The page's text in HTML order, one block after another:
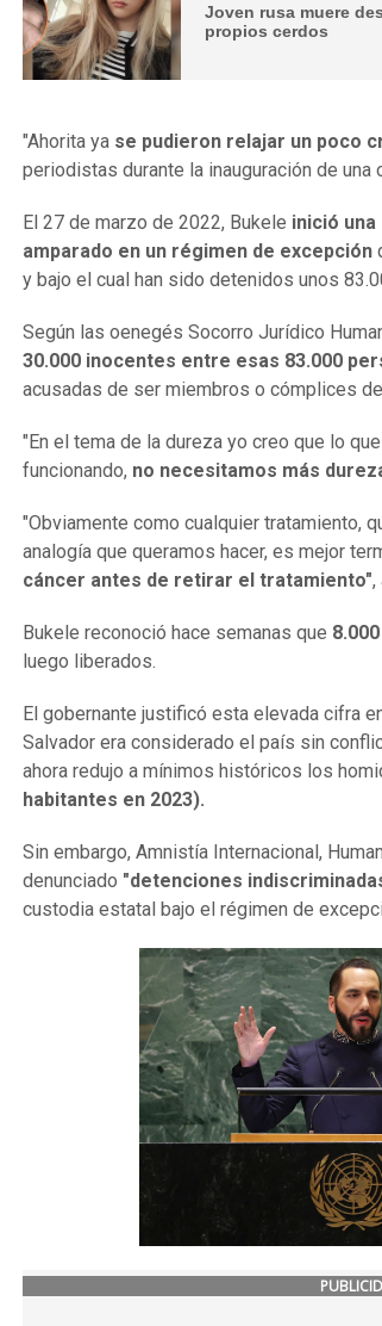
Joven rusa muere
propios cerdos
"Ahorita ya se pudieron relajar un poco
periodistas durante la inauguración de una
El 27 de marzo de 2022, Bukele inició
amparado en un régimen de excepción
y bajo el cual han sido detenidos unos
Según las oenegés Socorro Jurídico
30.000 inocentes entre esas 83.000
acusadas de ser miembros o cómplices
"En el tema de la dureza yo creo que lo
funcionando, no necesitamos más
"Obviamente como cualquier tratamiento,
analogía que queramos hacer, es mejor
cáncer antes de retirar el tratamiento",
Bukele reconoció hace semanas que
luego liberados.
El gobernante justificó esta elevada cifra
Salvador era considerado el país sin
ahora redujo a mínimos históricos los
habitantes en 2023).
Sin embargo, Amnistía Internacional,
denunciado "detenciones
custodia estatal bajo el régimen de